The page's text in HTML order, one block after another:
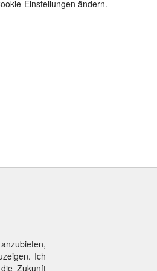
Einstellungen ändern.
Ich
Zukunft